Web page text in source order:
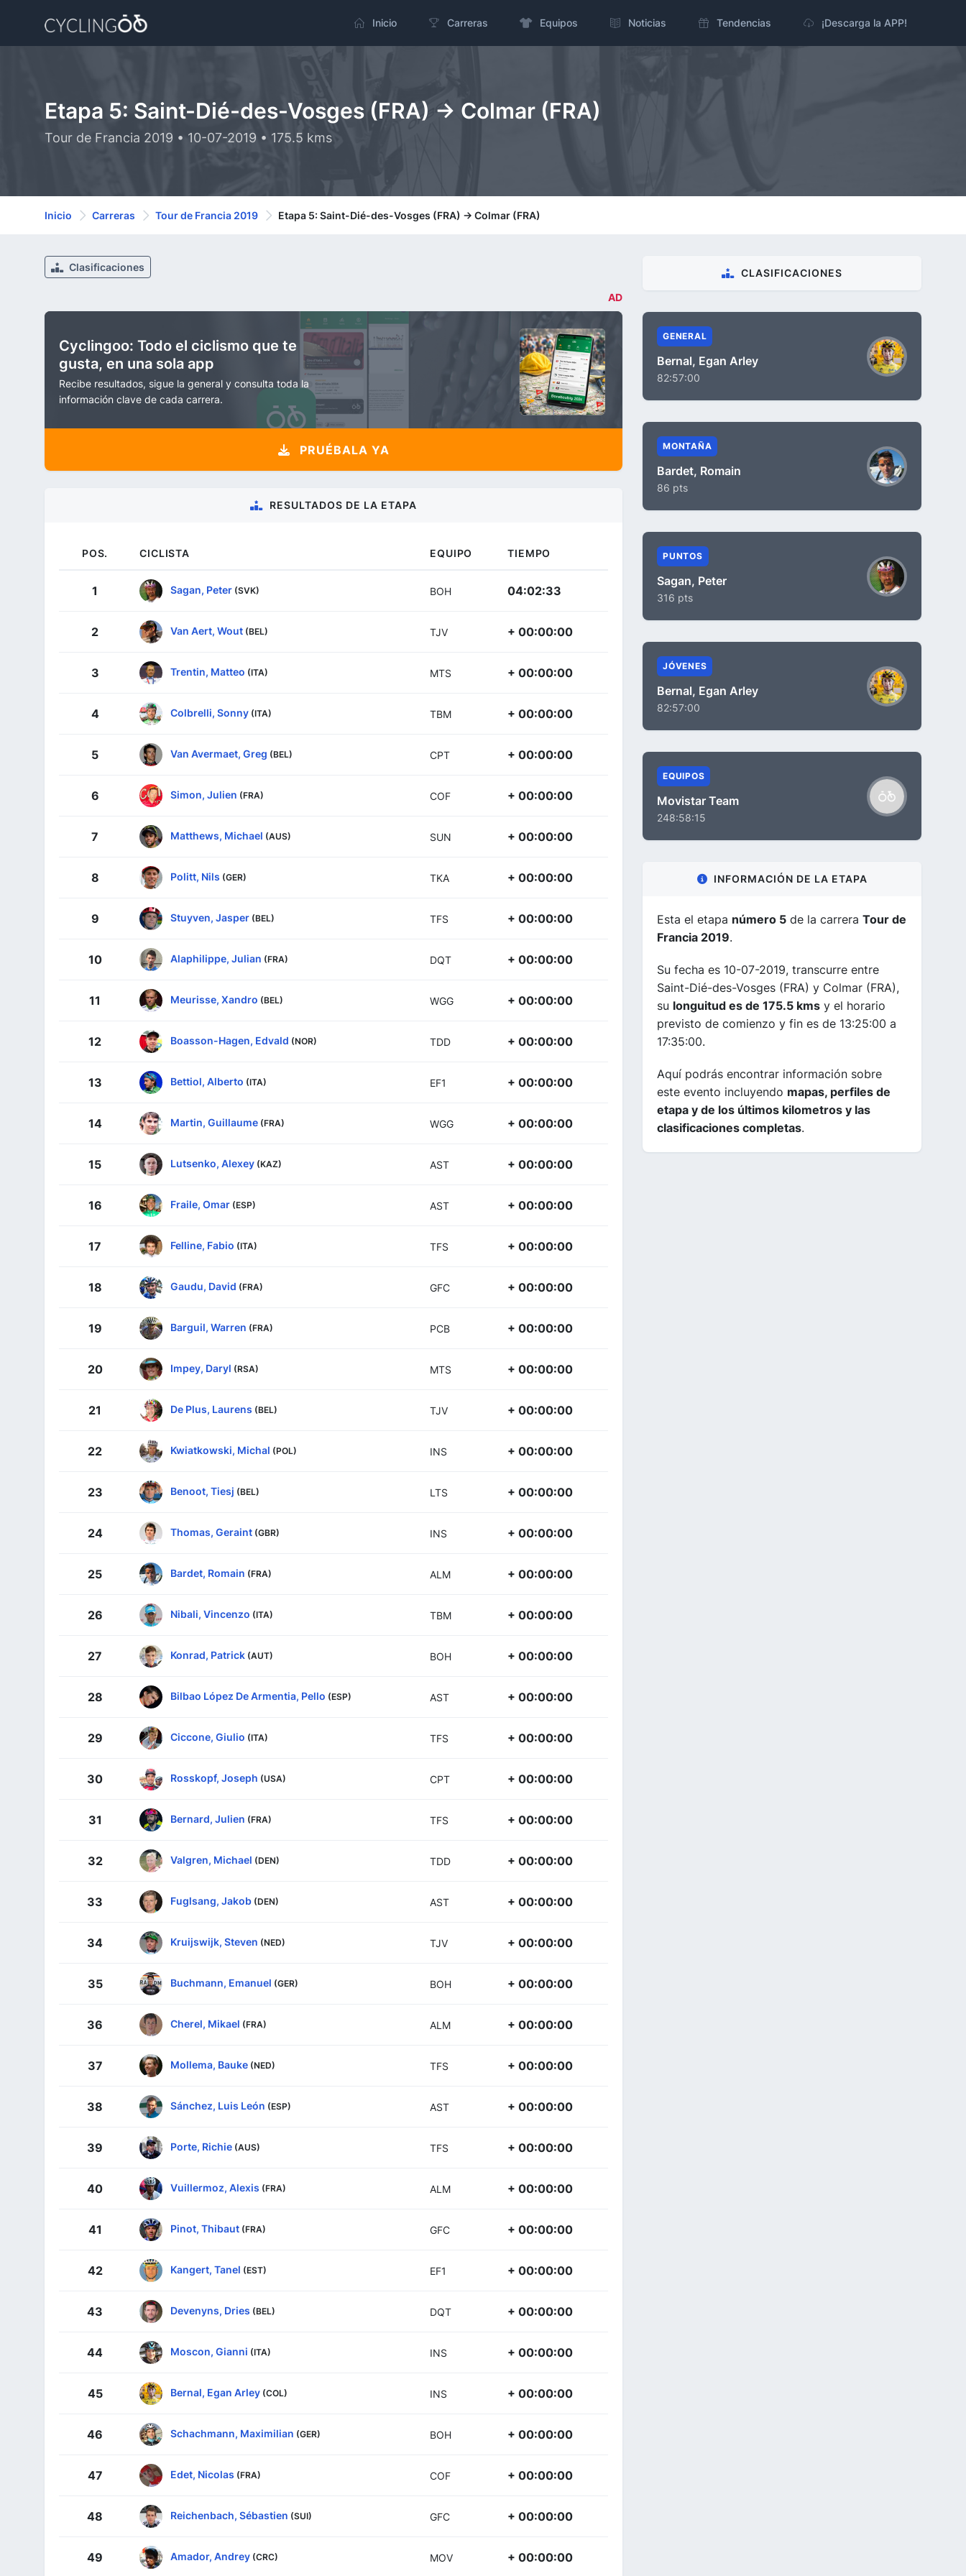
Inicio Carreras Equipos Noticias Tendencias ¡Descarga la APP!
Etapa 5: Saint-Dié-des-Vosges (FRA) -> Colmar (FRA)
Tour de Francia 2019 • 10-07-2019 • 175.5 kms
Inicio Carreras Tour de Francia 2019 Etapa 5: Saint-Dié-des-Vosges (FRA) -> Colmar (FRA)
Clasificaciones
AD
Cyclingoo: Todo el ciclismo que te
gusta, en una sola app
Recibe resultados, sigue la general y consulta toda la
información clave de cada carrera.
PRUÉBALA YA
RESULTADOS DE LA ETAPA
POS. CICLISTA EQUIPO TIEMPO
1 Sagan, Peter (SVK) BOH 04:02:33
2 Van Aert, Wout (BEL) TJV + 00:00:00
3 Trentin, Matteo (ITA) MTS + 00:00:00
4 Colbrelli, Sonny (ITA) TBM + 00:00:00
5 Van Avermaet, Greg (BEL) CPT + 00:00:00
6 Simon, Julien (FRA) COF + 00:00:00
7 Matthews, Michael (AUS) SUN + 00:00:00
8 Politt, Nils (GER) TKA + 00:00:00
9 Stuyven, Jasper (BEL) TFS + 00:00:00
10 Alaphilippe, Julian (FRA) DQT + 00:00:00
11 Meurisse, Xandro (BEL) WGG + 00:00:00
12 Boasson-Hagen, Edvald (NOR) TDD + 00:00:00
13 Bettiol, Alberto (ITA) EF1 + 00:00:00
14 Martin, Guillaume (FRA) WGG + 00:00:00
15 Lutsenko, Alexey (KAZ) AST + 00:00:00
16 Fraile, Omar (ESP) AST + 00:00:00
17 Felline, Fabio (ITA) TFS + 00:00:00
18 Gaudu, David (FRA) GFC + 00:00:00
19 Barguil, Warren (FRA) PCB + 00:00:00
20 Impey, Daryl (RSA) MTS + 00:00:00
21 De Plus, Laurens (BEL) TJV + 00:00:00
22 Kwiatkowski, Michal (POL) INS + 00:00:00
23 Benoot, Tiesj (BEL) LTS + 00:00:00
24 Thomas, Geraint (GBR) INS + 00:00:00
25 Bardet, Romain (FRA) ALM + 00:00:00
26 Nibali, Vincenzo (ITA) TBM + 00:00:00
27 Konrad, Patrick (AUT) BOH + 00:00:00
28 Bilbao López De Armentia, Pello (ESP) AST + 00:00:00
29 Ciccone, Giulio (ITA) TFS + 00:00:00
30 Rosskopf, Joseph (USA) CPT + 00:00:00
31 Bernard, Julien (FRA) TFS + 00:00:00
32 Valgren, Michael (DEN) TDD + 00:00:00
33 Fuglsang, Jakob (DEN) AST + 00:00:00
34 Kruijswijk, Steven (NED) TJV + 00:00:00
35 Buchmann, Emanuel (GER) BOH + 00:00:00
36 Cherel, Mikael (FRA) ALM + 00:00:00
37 Mollema, Bauke (NED) TFS + 00:00:00
38 Sánchez, Luis León (ESP) AST + 00:00:00
39 Porte, Richie (AUS) TFS + 00:00:00
40 Vuillermoz, Alexis (FRA) ALM + 00:00:00
41 Pinot, Thibaut (FRA) GFC + 00:00:00
42 Kangert, Tanel (EST) EF1 + 00:00:00
43 Devenyns, Dries (BEL) DQT + 00:00:00
44 Moscon, Gianni (ITA) INS + 00:00:00
45 Bernal, Egan Arley (COL) INS + 00:00:00
46 Schachmann, Maximilian (GER) BOH + 00:00:00
47 Edet, Nicolas (FRA) COF + 00:00:00
48 Reichenbach, Sébastien (SUI) GFC + 00:00:00
49 Amador, Andrey (CRC) MOV + 00:00:00
CLASIFICACIONES
GENERAL
Bernal, Egan Arley
82:57:00
MONTAÑA
Bardet, Romain
86 pts
PUNTOS
Sagan, Peter
316 pts
JÓVENES
Bernal, Egan Arley
82:57:00
EQUIPOS
Movistar Team
248:58:15
INFORMACIÓN DE LA ETAPA
Esta el etapa número 5 de la carrera Tour de
Francia 2019.
Su fecha es 10-07-2019, transcurre entre
Saint-Dié-des-Vosges (FRA) y Colmar (FRA),
su longuitud es de 175.5 kms y el horario
previsto de comienzo y fin es de 13:25:00 a
17:35:00.
Aquí podrás encontrar información sobre
este evento incluyendo mapas, perfiles de
etapa y de los últimos kilometros y las
clasificaciones completas.